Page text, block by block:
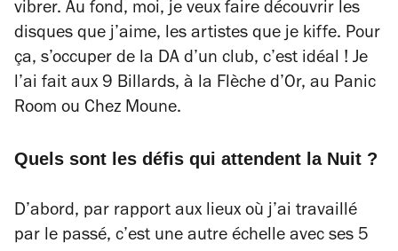
vibrer. Au fond, moi, je veux faire découvrir les
disques que j’aime, les artistes que je kiffe. Pour
ça, s’occuper de la DA d’un club, c’est idéal ! Je
l’ai fait aux 9 Billards, à la Flèche d’Or, au Panic
Room ou Chez Moune.
Quels sont les défis qui attendent la Nuit ?
D’abord, par rapport aux lieux où j’ai travaillé
par le passé, c’est une autre échelle avec ses 5